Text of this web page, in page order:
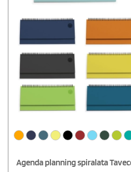
Agenda planning spiralata